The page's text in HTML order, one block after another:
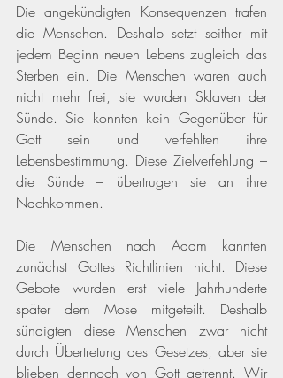
Die angekündigten Konsequenzen trafen
die Menschen. Deshalb setzt seither mit
jedem Beginn neuen Lebens zugleich das
Sterben ein. Die Menschen waren auch
nicht mehr frei, sie wurden Sklaven der
Sünde. Sie konnten kein Gegenüber für
Gott sein und verfehlten ihre
Lebensbestimmung. Diese Zielverfehlung –
die Sünde – übertrugen sie an ihre
Nachkommen.
Die Menschen nach Adam kannten
zunächst Gottes Richtlinien nicht. Diese
Gebote wurden erst viele Jahrhunderte
später dem Mose mitgeteilt. Deshalb
sündigten diese Menschen zwar nicht
durch Übertretung des Gesetzes, aber sie
blieben dennoch von Gott getrennt. Wir